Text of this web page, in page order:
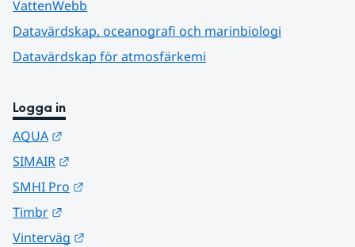
VattenWebb
Datavärdskap, oceanografi och marinbiologi
Datavärdskap för atmosfärkemi
Logga in
AQUA
SIMAIR
SMHI Pro
Timbr
Vinterväg